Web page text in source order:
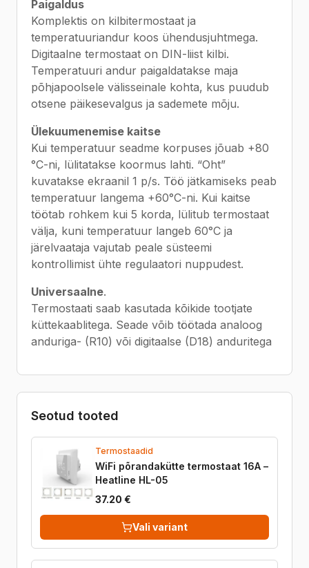
Paigaldus
Komplektis on kilbitermostaat ja
temperatuuriandur koos ühendusjuhtmega.
Digitaalne termostaat on DIN-liist kilbi.
Temperatuuri andur paigaldatakse maja
põhjapoolsele välisseinale kohta, kus puudub
otsene päikesevalgus ja sademete mõju.
Ülekuumenemise kaitse
Kui temperatuur seadme korpuses jõuab +80
°C-ni, lülitatakse koormus lahti. “Oht”
kuvatakse ekraanil 1 p/s. Töö jätkamiseks peab
temperatuur langema +60°C-ni. Kui kaitse
töötab rohkem kui 5 korda, lülitub termostaat
välja, kuni temperatuur langeb 60°C ja
järelvaataja vajutab peale süsteemi
kontrollimist ühte regulaatori nuppudest.
Universaalne.
Termostaati saab kasutada kõikide tootjate
küttekaablitega. Seade võib töötada analoog
anduriga- (R10) või digitaalse (D18) anduritega
Seotud tooted
Termostaadid
WiFi põrandakütte termostaat 16A –
Heatline HL-05
37.20 €
Vali variant